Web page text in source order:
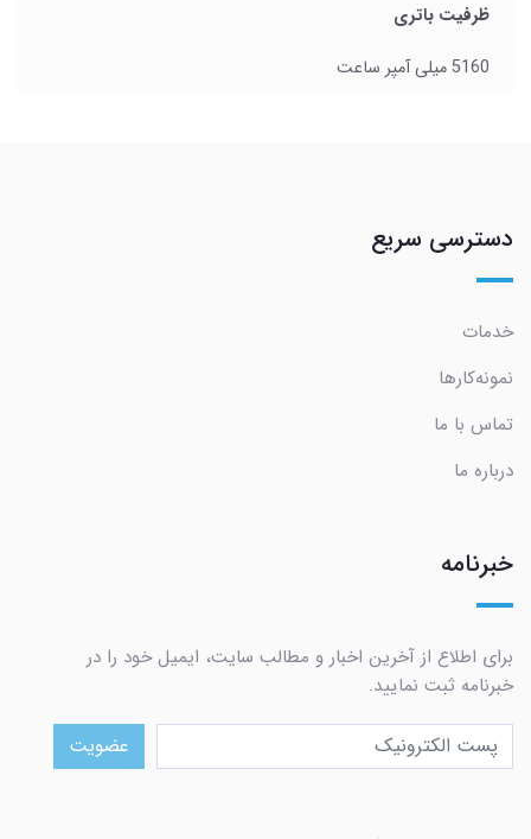
ظرفیت باتری
5160 میلی‌ آمپر ساعت
دسترسی سریع
خدمات
نمونه‌کارها
تماس با ما
درباره ما
خبرنامه
برای اطلاع از آخرین اخبار و مطالب سایت، ایمیل خود را در
خبرنامه ثبت نمایید.
عضویت